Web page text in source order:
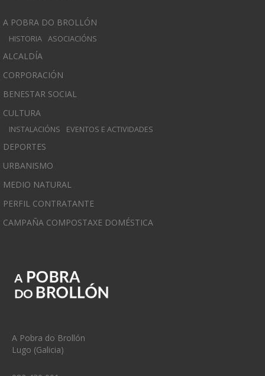
A POBRA DO BROLLÓN
HISTORIA ASOCIACIÓNS
ALCALDÍA
CORPORACIÓN
BENESTAR SOCIAL
CULTURA
INSTALACIÓNS EVENTOS E ACTIVIDADES
DEPORTES
URBANISMO
MEDIO NATURAL
PERFIL CONTRATANTE
CAMPAÑA COMPOSTAXE DOMÉSTICA
A Pobra do Brollón
Lugo (Galicia)